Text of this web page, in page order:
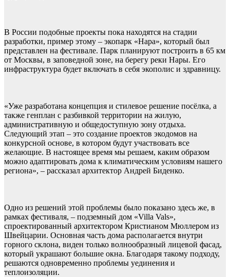
В России подобные проекты пока находятся на стадии
разработки, пример этому – экопарк «Нара», который был
представлен на фестивале. Парк планируют построить в 65 км
от Москвы, в заповедной зоне, на берегу реки Нары. Его
инфраструктура будет включать в себя экополис и здравницу.
«Уже разработана концепция и стилевое решение посёлка, а
также генплан с разбивкой территории на жилую,
административную и общедоступную зону отдыха.
Следующий этап – это создание проектов экодомов на
конкурсной основе, в котором будут участвовать все
желающие. В настоящее время мы решаем, каким образом
можно адаптировать дома к климатическим условиям нашего
региона», – рассказал архитектор Андрей Биденко.
Одно из решений этой проблемы было показано здесь же, в
рамках фестиваля, – подземный дом «Villa Vals»,
спроектированный архитектором Кристианом Мюллером из
Швейцарии. Основная часть дома располагается внутри
горного склона, виден только волнообразный лицевой фасад,
который украшают большие окна. Благодаря такому подходу,
решаются одновременно проблемы уединения и
теплоизоляции.